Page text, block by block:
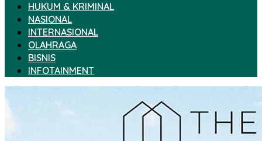
HUKUM & KRIMINAL
NASIONAL
INTERNASIONAL
OLAHRAGA
BISNIS
INFOTAINMENT